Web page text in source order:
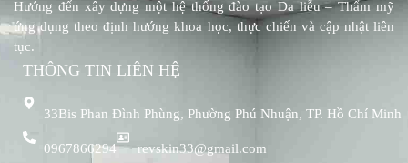
Hướng đến xây dựng một hệ thống đào tạo Da liễu – Thẩm mỹ
ứng dụng theo định hướng khoa học, thực chiến và cập nhật liên
tục.
THÔNG TIN LIÊN HỆ
33Bis Phan Đình Phùng, Phường Phú Nhuận, TP. Hồ Chí Minh
0967866294 revskin33@gmail.com